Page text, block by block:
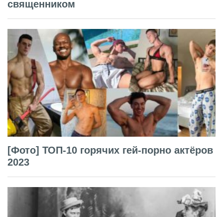
священником
[Фото] ТОП-10 горячих гей-порно актёров
2023